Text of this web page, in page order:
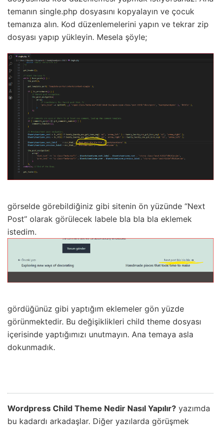
temanın single.php dosyasını kopyalayın ve çocuk
temanıza alın. Kod düzenlemelerini yapın ve tekrar zip
dosyası yapıp yükleyin. Mesela şöyle;
görselde görebildiğiniz gibi sitenin ön yüzünde “Next
Post” olarak görülecek labele bla bla bla eklemek
istedim.
gördüğünüz gibi yaptığım eklemeler gön yüzde
görünmektedir. Bu değişiklikleri child theme dosyası
içerisinde yaptığımızı unutmayın. Ana temaya asla
dokunmadık.
Wordpress Child Theme Nedir Nasıl Yapılır? yazımda
bu kadardı arkadaşlar. Diğer yazılarda görüşmek